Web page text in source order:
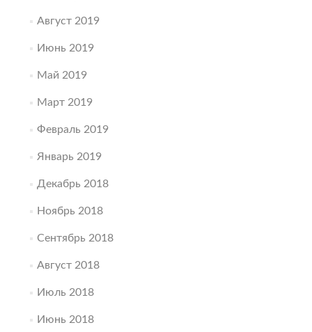
Август 2019
Июнь 2019
Май 2019
Март 2019
Февраль 2019
Январь 2019
Декабрь 2018
Ноябрь 2018
Сентябрь 2018
Август 2018
Июль 2018
Июнь 2018